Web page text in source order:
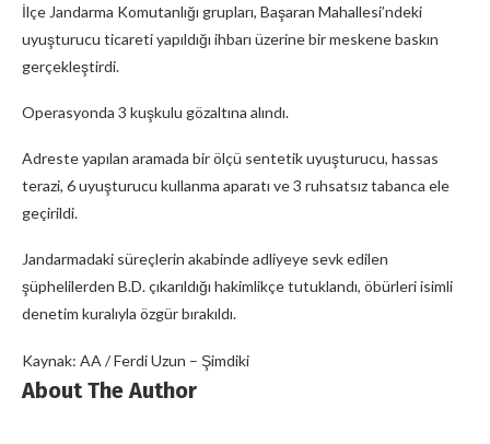
İlçe Jandarma Komutanlığı grupları, Başaran Mahallesi’ndeki
uyuşturucu ticareti yapıldığı ihbarı üzerine bir meskene baskın
gerçekleştirdi.
Operasyonda 3 kuşkulu gözaltına alındı.
Adreste yapılan aramada bir ölçü sentetik uyuşturucu, hassas
terazi, 6 uyuşturucu kullanma aparatı ve 3 ruhsatsız tabanca ele
geçirildi.
Jandarmadaki süreçlerin akabinde adliyeye sevk edilen
şüphelilerden B.D. çıkarıldığı hakimlikçe tutuklandı, öbürleri isimli
denetim kuralıyla özgür bırakıldı.
Kaynak: AA / Ferdi Uzun – Şimdiki
About The Author